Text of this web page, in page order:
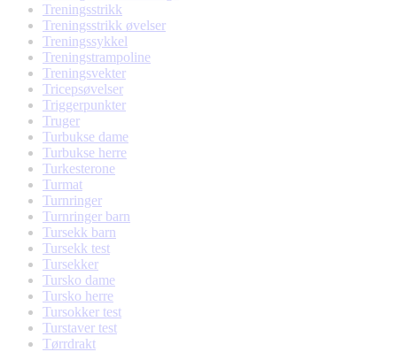
Treningsstrikk
Treningsstrikk øvelser
Treningssykkel
Treningstrampoline
Treningsvekter
Tricepsøvelser
Triggerpunkter
Truger
Turbukse dame
Turbukse herre
Turkesterone
Turmat
Turnringer
Turnringer barn
Tursekk barn
Tursekk test
Tursekker
Tursko dame
Tursko herre
Tursokker test
Turstaver test
Tørrdrakt